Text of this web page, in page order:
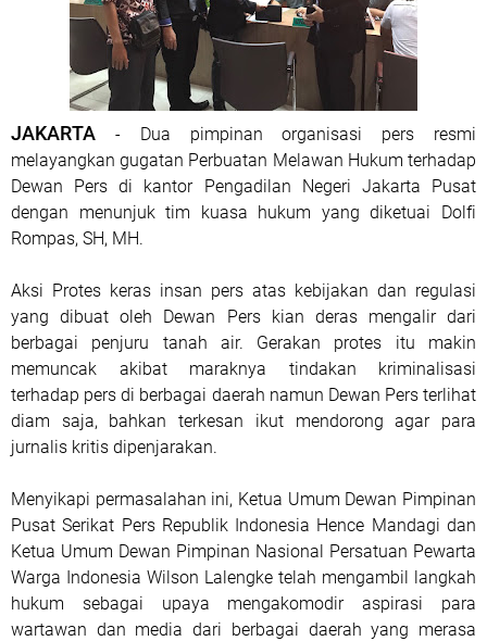
JAKARTA - Dua pimpinan organisasi pers resmi
melayangkan gugatan Perbuatan Melawan Hukum terhadap
Dewan Pers di kantor Pengadilan Negeri Jakarta Pusat
dengan menunjuk tim kuasa hukum yang diketuai Dolfi
Rompas, SH, MH.
Aksi Protes keras insan pers atas kebijakan dan regulasi
yang dibuat oleh Dewan Pers kian deras mengalir dari
berbagai penjuru tanah air. Gerakan protes itu makin
memuncak akibat maraknya tindakan kriminalisasi
terhadap pers di berbagai daerah namun Dewan Pers terlihat
diam saja, bahkan terkesan ikut mendorong agar para
jurnalis kritis dipenjarakan.
Menyikapi permasalahan ini, Ketua Umum Dewan Pimpinan
Pusat Serikat Pers Republik Indonesia Hence Mandagi dan
Ketua Umum Dewan Pimpinan Nasional Persatuan Pewarta
Warga Indonesia Wilson Lalengke telah mengambil langkah
hukum sebagai upaya mengakomodir aspirasi para
wartawan dan media dari berbagai daerah yang merasa